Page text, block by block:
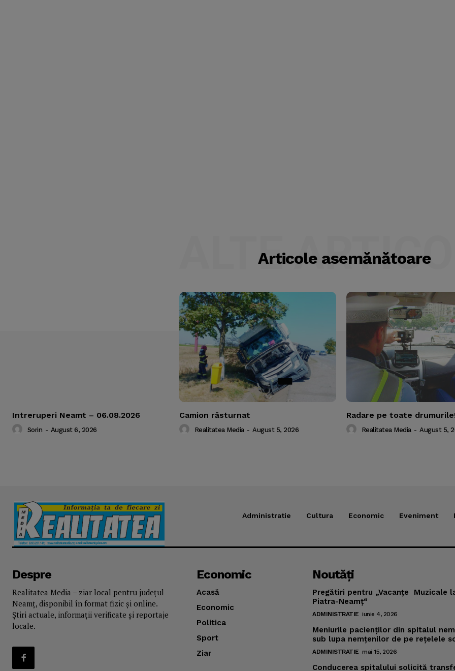
Articole asemănătoare
ALTE
Intreruperi Neamt – 06.08.2026
Sorin - August 6, 2026
Camion răsturnat
Realitatea Media - August 5, 2026
Radare pe toate
Realitatea Media - August 5,
Administratie Cultura Economic Eveniment
Despre
Realitatea Media – ziar local pentru județul
Neamț, disponibil în format fizic și online.
Știri actuale, informații verificate și reportaje
locale.
Economic
Acasă
Economic
Politica
Sport
Ziar
Noutăţi
Pregătiri pentru „Vacanţe Muzicale
Piatra-Neamţ“
ADMINISTRATIE iunie 4, 2026
Meniurile pacienţilor din spitalul
sub lupa nemţenilor de pe reţelele
ADMINISTRATIE mai 15, 2026
Conducerea spitalului solicită